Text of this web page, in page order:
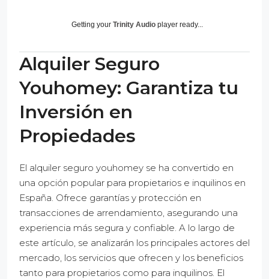
Getting your Trinity Audio player ready...
Alquiler Seguro
Youhomey: Garantiza tu
Inversión en
Propiedades
El alquiler seguro youhomey se ha convertido en
una opción popular para propietarios e inquilinos en
España. Ofrece garantías y protección en
transacciones de arrendamiento, asegurando una
experiencia más segura y confiable. A lo largo de
este artículo, se analizarán los principales actores del
mercado, los servicios que ofrecen y los beneficios
tanto para propietarios como para inquilinos. El